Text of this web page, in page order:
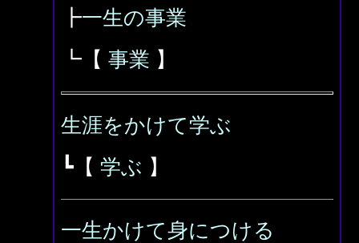
┣一生の事業
┗【 事業 】
生涯をかけて学ぶ
┗【 学ぶ 】
一生かけて身につける